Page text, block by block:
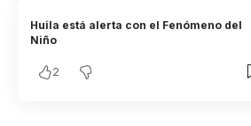
Huila está alerta con el Fenómeno del
Niño
2